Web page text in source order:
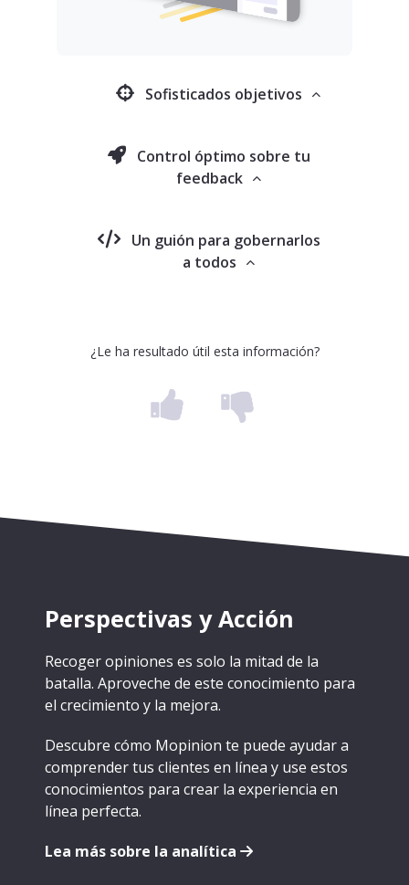
Sofisticados objetivos
Control óptimo sobre tu
feedback
Un guión para gobernarlos
a todos
¿Le ha resultado útil esta información?
Perspectivas y Acción
Recoger opiniones es solo la mitad de la
batalla. Aproveche de este conocimiento para
el crecimiento y la mejora.
Descubre cómo Mopinion te puede ayudar a
comprender tus clientes en línea y use estos
conocimientos para crear la experiencia en
línea perfecta.
Lea más sobre la analítica